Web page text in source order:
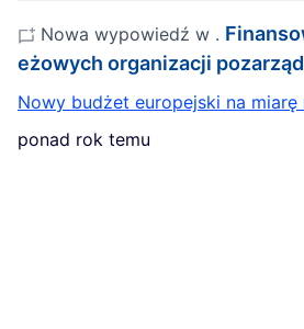
ponad rok temu
Nowa wypowiedź w .
eżowych organizacji
Nowy budżet europejski na miarę